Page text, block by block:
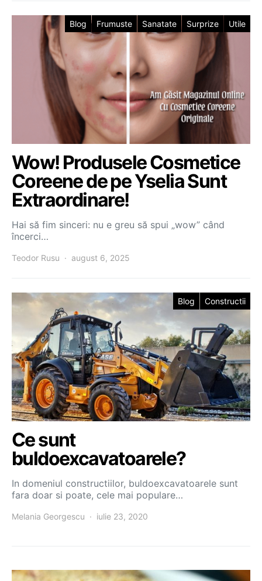
Blog Frumuste Sanatate Surprize Utile
Wow! Produsele Cosmetice
Coreene de pe Yselia Sunt
Extraordinare!
Hai să fim sinceri: nu e greu să spui „wow” când
încerci…
Teodor Rusu august 6, 2025
Blog Constructii
Ce sunt
buldoexcavatoarele?
In domeniul constructiilor, buldoexcavatoarele sunt
fara doar si poate, cele mai populare…
Melania Georgescu iulie 23, 2020